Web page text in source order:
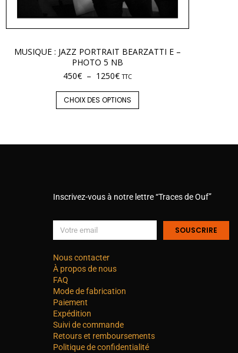
MUSIQUE : JAZZ PORTRAIT BEARZATTI E –
PHOTO 5 NB
450€ – 1250€ TTC
CHOIX DES OPTIONS
Inscrivez-vous à notre lettre “Traces de Ouf”
SOUSCRIRE
Nous contacter
À propos de nous
FAQ
Mode de fabrication
Paiement
Expédition
Suivi de commande
Retours et remboursements
Politique de confidentialité